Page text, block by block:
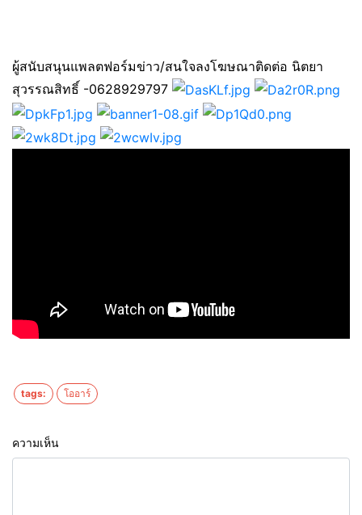
ผู้สนับสนุนแพลตฟอร์มข่าว/สนใจลงโฆษณาติดต่อ นิตยา
สุวรรณสิทธิ์ -0628929797
tags: โออาร์
ความเห็น